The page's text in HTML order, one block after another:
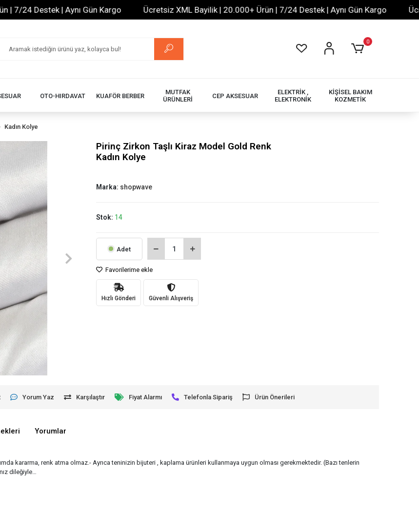
Destek | Aynı Gün Kargo Ücretsiz XML Bayilik | 20.000+ Ürün | 7/24 Destek | Aynı Gün Kargo
0
OTO-HIRDAVAT KUAFÖR BERBER
MUTFAK
ÜRÜNLERİ
CEP AKSESUAR
ELEKTRİK ,
ELEKTRONİK
KİŞİSEL BAKIM
KOZMETİK
Kadın Kolye
Pirinç Zirkon Taşlı Kiraz Model Gold Renk
Kadın Kolye
Marka: shopwave
Stok: 14
Adet
Favorilerime ekle
Hızlı Gönderi Güvenli Alışveriş
Yorum Yaz Karşılaştır Fiyat Alarmı Telefonla Sipariş Ürün Önerileri
Yorumlar
kararma, renk atma olmaz.- Ayrıca teninizin bijuteri , kaplama ürünleri kullanmaya uygun olması gerekmektedir. (Bazı tenlerin
dileğiyle…